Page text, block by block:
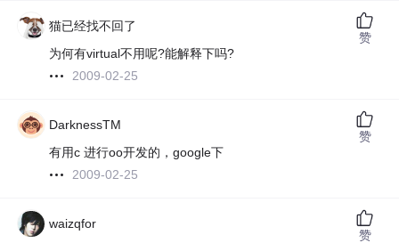
猫已经找不回了
为何有virtual不用呢?能解释下吗?
2009-02-25
赞
DarknessTM
有用c 进行oo开发的，google下
2009-02-25
赞
waizqfor
赞